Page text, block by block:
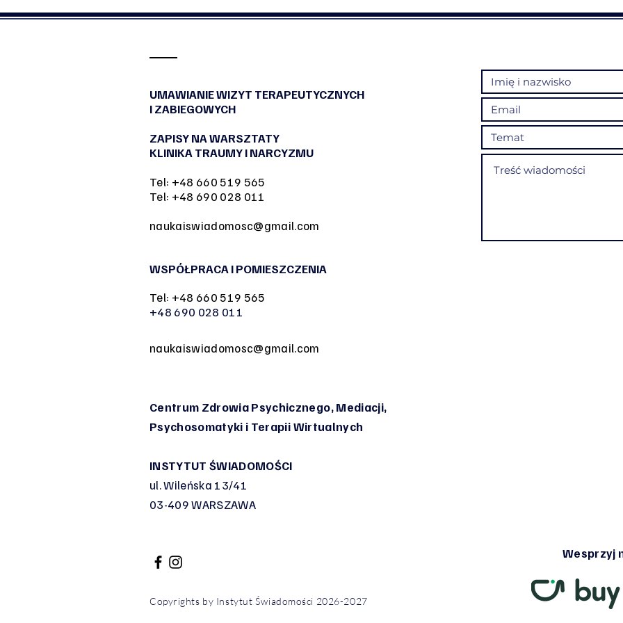
Traumie Straty i ałobie po
UMAWIANIE WIZYT TERAPEUTYCZNYCH
I ZABIEGOWYCH
ZAPISY NA WARSZTATY
KLINIKA TRAUMY I NARCYZMU
Tel: +48 660 519 565
Tel: +48 690 028 011
naukaiswiadomosc@gmail.com
WSPÓŁPRACA I POMIESZCZENIA
Tel: +48 660 519 565
+48 690 028 011
naukaiswiadomosc@gmail.com
Centrum Zdrowia Psychicznego, Mediacji,
Psychosomatyki i Terapii Wirtualnych
INSTYTUT ŚWIADOMOŚCI
ul. Wileńska 13/41
03-409 WARSZAWA
Wesprzyj
Copyrights by Instytut Świadomości 2026-2027